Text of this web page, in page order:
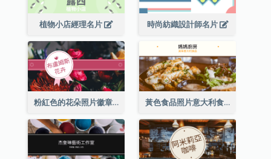
植物小店經理名片 時尚紡織設計師名片
粉紅色的花朵照片徽章花店名片 黃色食品照片意大利食品名片